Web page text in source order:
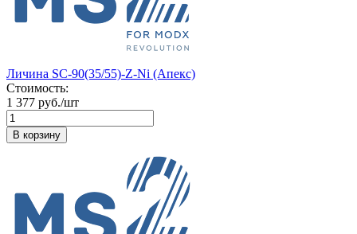
Личина SC-90(35/55)-Z-Ni (Апекс)
Стоимость:
1 377 руб./шт
В корзину